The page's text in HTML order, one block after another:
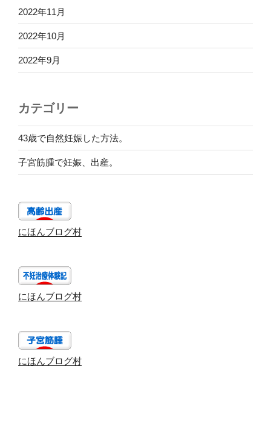
2022年11月
2022年10月
2022年9月
カテゴリー
43歳で自然妊娠した方法。
子宮筋腫で妊娠、出産。
にほんブログ村
にほんブログ村
にほんブログ村